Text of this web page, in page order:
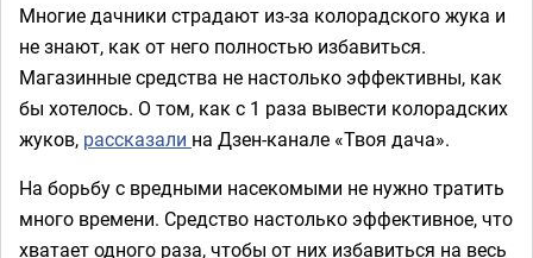
Многие дачники страдают из-за колорадского жука и
не знают, как от него полностью избавиться.
Магазинные средства не настолько эффективны, как
бы хотелось. О том, как с 1 раза вывести колорадских
жуков, рассказали на Дзен-канале «Твоя дача».
На борьбу с вредными насекомыми не нужно тратить
много времени. Средство настолько эффективное, что
хватает одного раза, чтобы от них избавиться на весь